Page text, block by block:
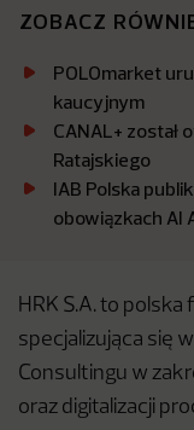
ZOBACZ
POLOmarket
kaucyjnym
CANAL+ został
Ratajskiego
IAB Polska
obowiązkach AI
HRK S.A. to
specjalizująca się
Consultingu w
oraz digitalizacji